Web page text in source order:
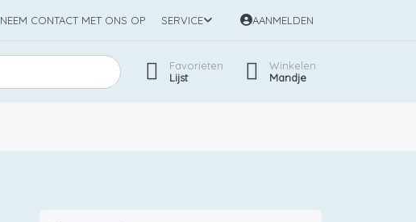
NEEM CONTACT MET ONS OP SERVICE AANMELDEN
Favorieten
Lijst
Winkelen
Mandje